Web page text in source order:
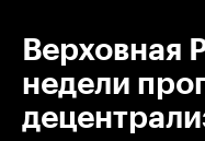
Верховная
недели